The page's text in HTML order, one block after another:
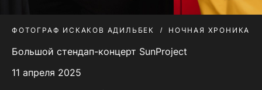
ФОТОГРАФ ИСКАКОВ АДИЛЬБЕК НОЧНАЯ ХРОНИКА
Большой стендап-концерт SunProject
11 апреля 2025